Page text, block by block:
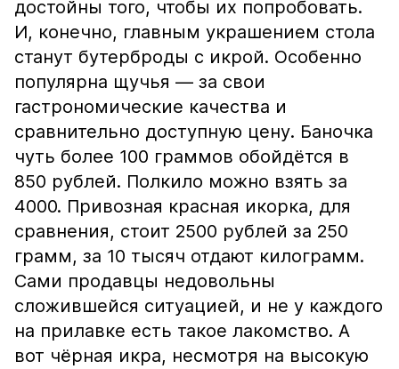
достойны того, чтобы их попробовать.
И, конечно, главным украшением стола
станут бутерброды с икрой. Особенно
популярна щучья — за свои
гастрономические качества и
сравнительно доступную цену. Баночка
чуть более 100 граммов обойдётся в
850 рублей. Полкило можно взять за
4000. Привозная красная икорка, для
сравнения, стоит 2500 рублей за 250
грамм, за 10 тысяч отдают килограмм.
Сами продавцы недовольны
сложившейся ситуацией, и не у каждого
на прилавке есть такое лакомство. А
вот чёрная икра, несмотря на высокую